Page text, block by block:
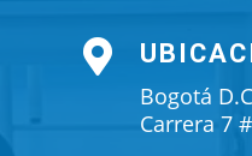

Bogotá
Carrera 7